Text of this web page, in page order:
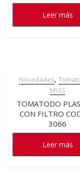
Leer más
Novedades,
MUG
TOMATODO
CON FILTRO
3066
Leer más